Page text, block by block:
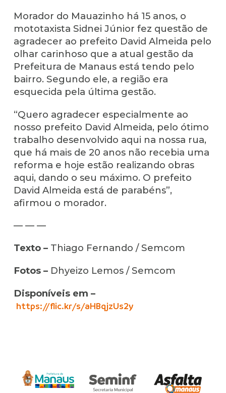
Morador do Mauazinho há 15 anos, o
mototaxista Sidnei Júnior fez questão de
agradecer ao prefeito David Almeida pelo
olhar carinhoso que a atual gestão da
Prefeitura de Manaus está tendo pelo
bairro. Segundo ele, a região era
esquecida pela última gestão.
“Quero agradecer especialmente ao
nosso prefeito David Almeida, pelo ótimo
trabalho desenvolvido aqui na nossa rua,
que há mais de 20 anos não recebia uma
reforma e hoje estão realizando obras
aqui, dando o seu máximo. O prefeito
David Almeida está de parabéns”,
afirmou o morador.
— — —
Texto – Thiago Fernando / Semcom
Fotos –Dhyeizo Lemos / Semcom
Disponíveis em –
https://flic.kr/s/aHBqjzUs2y